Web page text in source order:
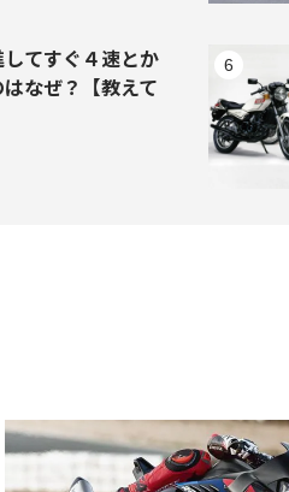
てすぐ４速とか
なぜ？【教えて